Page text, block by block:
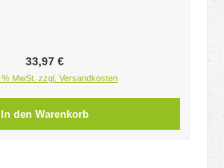
Regulärer Preis:
33,97 €
% MwSt. zzgl. Versandkosten
In den Warenkorb